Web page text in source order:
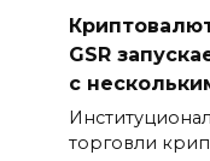
GSR
с
торговли